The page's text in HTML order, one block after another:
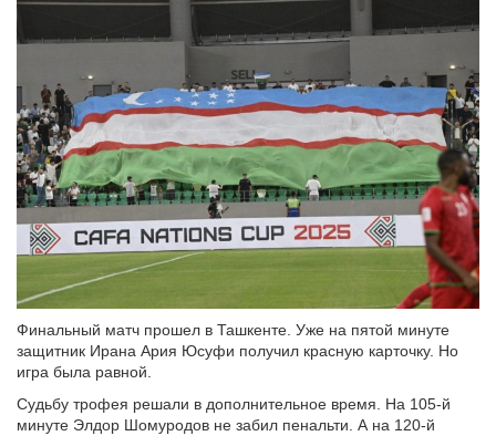
Финальный матч прошел в Ташкенте. Уже на пятой минуте
защитник Ирана Ария Юсуфи получил красную карточку. Но
игра была равной.
Судьбу трофея решали в дополнительное время. На 105-й
минуте Элдор Шомуродов не забил пенальти. А на 120-й